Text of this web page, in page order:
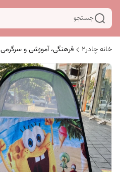
جستجو
خانه چادر۲ فرهنگی، آموزشی و سرگرمی